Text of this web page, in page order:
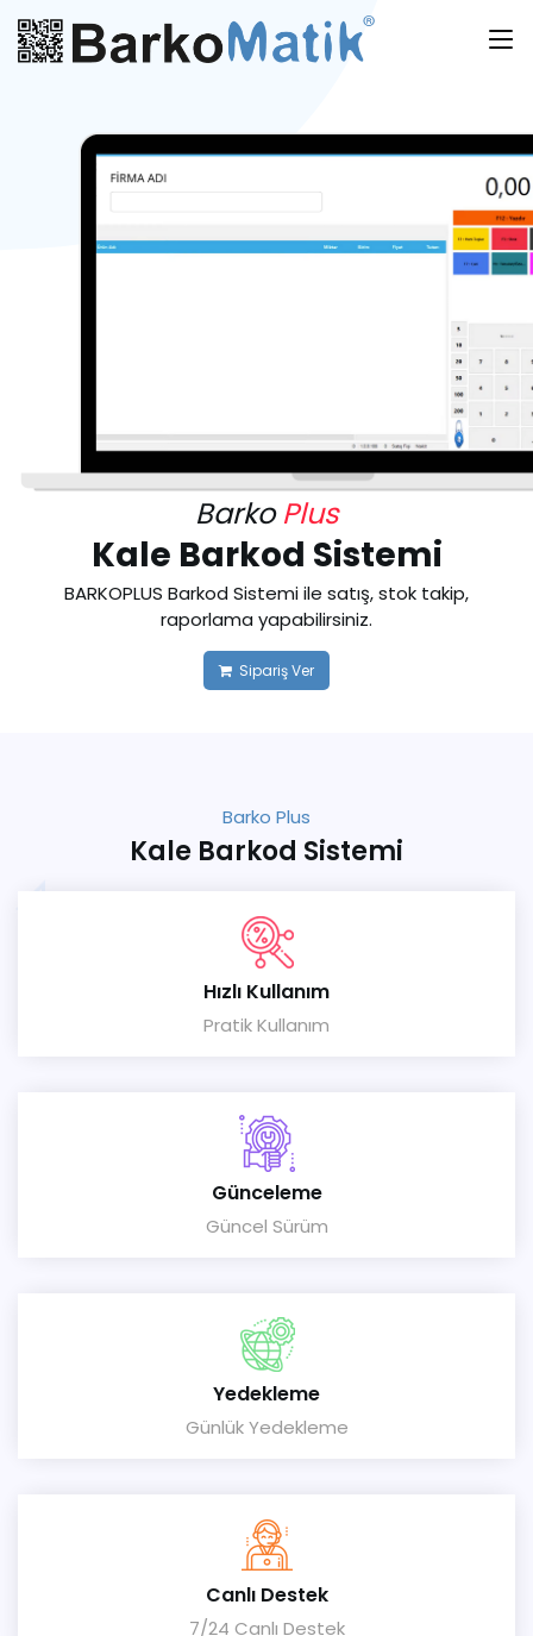
BarkoPlus
Kale Barkod Sistemi
BARKOPLUS Barkod Sistemi ile satış, stok takip,
raporlama yapabilirsiniz.
Sipariş Ver
Barko Plus
Kale Barkod Sistemi
Hızlı Kullanım
Pratik Kullanım
Günceleme
Güncel Sürüm
Yedekleme
Günlük Yedekleme
Canlı Destek
7/24 Canlı Destek